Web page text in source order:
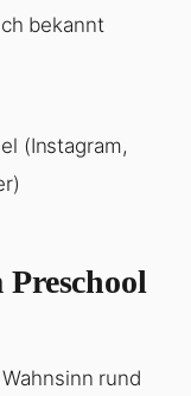
bekannt
(Instagram,
rund